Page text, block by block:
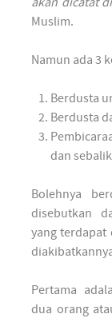
Muslim.
Namun ada 3
Berdusta
Berdusta
dan
Bolehnya
disebutkan
yang terdapat
Pertama
dua orang